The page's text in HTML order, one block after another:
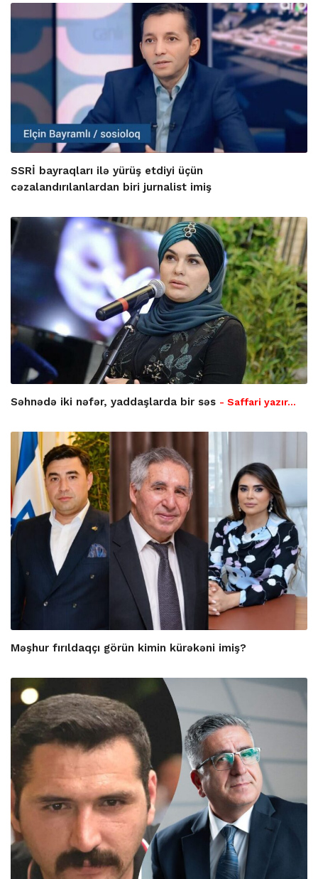
SSRİ bayraqları ilə yürüş etdiyi üçün
cəzalandırılanlardan biri jurnalist imiş
Səhnədə iki nəfər, yaddaşlarda bir səs - Saffari yazır…
Məşhur fırıldaqçı görün kimin kürəkəni imiş?